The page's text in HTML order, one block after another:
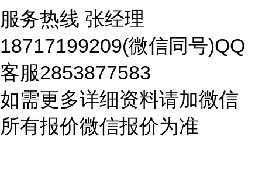
服务热线 张经理
18717199209(微信同号)QQ
客服2853877583
如需更多详细资料请加微信
所有报价微信报价为准